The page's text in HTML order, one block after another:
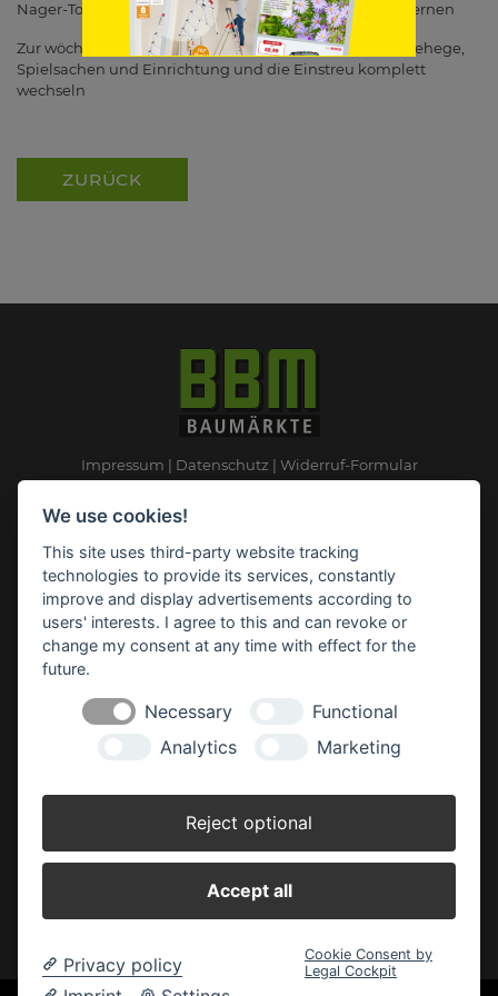
Nager-Toiletten und Kot-Ecken, Frischfutter-Reste entfernen
Zur wöchentlichen Reinigung gehören: das gesamte Gehege,
Spielsachen und Einrichtung und die Einstreu komplett
wechseln
ZURÜCK
Impressum Datenschutz Widerruf-Formular
BBM Baumarkt Ganderkesee
Rudolf-Diesel-Straße 2
27777 Ganderkesee
Telefon: 04222 94 41 0
8.00 - 19.00 Uhr
Samstag:
8.00 - 18.00 Uhr
We use cookies!
This site uses third-party website tracking
technologies to provide its services, constantly
improve and display advertisements according to
users' interests. I agree to this and can revoke or
change my consent at any time with effect for the
future.
Necessary
Functional
Analytics
Marketing
Reject optional
Accept all
Privacy policy
Cookie Consent by
Legal Cockpit